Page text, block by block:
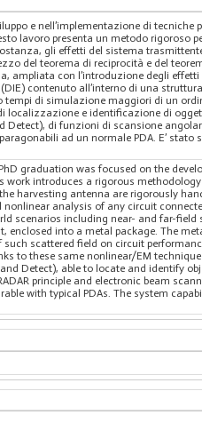
e nell’implementazione di
lavoro presenta un metodo rigoroso
gli effetti del sistema
del teorema di reciprocità e del
ampliata con l’introduzione degli
contenuto all’interno di una
tempi di simulazione maggiori di un
localizzazione e identificazione di
di funzioni di scansione
ad un normale PDA. E’
graduation was focused on the
introduces a rigorous
harvesting antenna are rigorously
analysis of any circuit
scenarios including near- and far-
into a metal package. The
scattered field on circuit
to these same nonlinear/EM
Detect), able to locate and identify
principle and electronic beam
with typical PDAs. The system